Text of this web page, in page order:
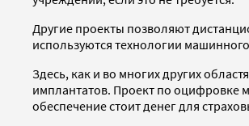
Другие проекты позволяют
используются технологии
Здесь, как и во многих других
имплантатов. Проект по оцифровке
обеспечение стоит денег для